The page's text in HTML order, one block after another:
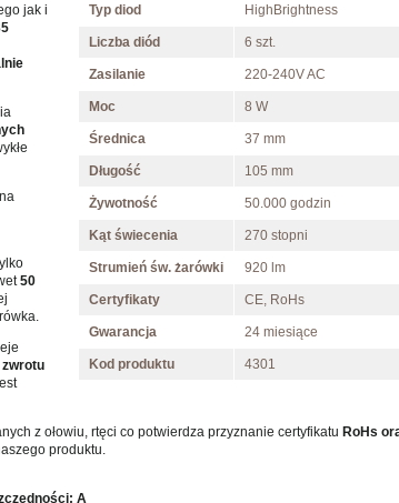
Typ diod HighBrightness
Liczba diód 6 szt.
Zasilanie 220-240V AC
Moc 8 W
Średnica 37 mm
Długość 105 mm
Żywotność 50.000 godzin
Kąt świecenia 270 stopni
Strumień św. żarówki 920 lm
Certyfikaty CE, RoHs
Gwarancja 24 miesiące
Kod produktu 4301
jak i
50
zwrotu
z ołowiu, rtęci co potwierdza przyznanie certyfikatu RoHs
produktu.
A